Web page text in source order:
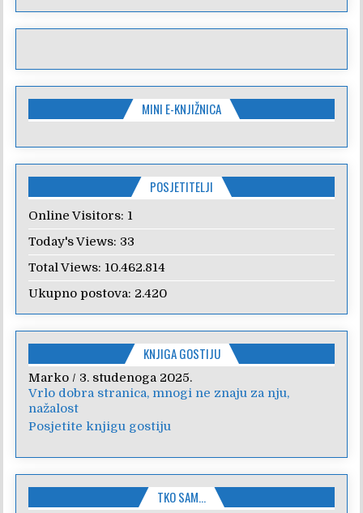
MINI E-KNJIŽNICA
POSJETITELJI
Online Visitors: 1
Today's Views: 33
Total Views: 10.462.814
Ukupno postova: 2.420
KNJIGA GOSTIJU
Marko / 3. studenoga 2025.
Vrlo dobra stranica, mnogi ne znaju za nju,
nažalost
Anica/7. veljače 2024.
Poštovanje, draga kolegice! Hvala Vam na
nesebičnom radu i promoviranju...
Posjetite knjigu gostiju
TKO SAM…